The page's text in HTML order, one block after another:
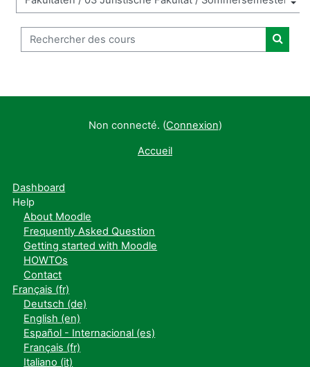
Rechercher des cours
Non connecté. (Connexion)
Accueil
Dashboard
Help
About Moodle
Frequently Asked Question
Getting started with Moodle
HOWTOs
Contact
Français ‎(fr)‎
Deutsch ‎(de)‎
English ‎(en)‎
Español - Internacional ‎(es)‎
Français ‎(fr)‎
Italiano ‎(it)‎